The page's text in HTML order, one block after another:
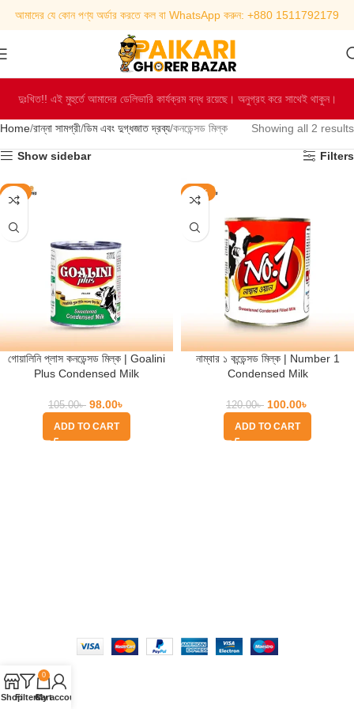
আমাদের যে কোন পণ্য অর্ডার করতে কল বা WhatsApp করুন: +880 1511792179
দুঃখিত!! এই মুহুর্তে আমাদের ডেলিভারি কার্যক্রম বন্ধ রয়েছে। অনুগ্রহ করে সাথেই থাকুন।
Home রান্না সামগ্রী ডিম এবং দুগ্ধজাত দ্রব্য কনডেন্সড মিল্ক Showing all 2 results
Show sidebar Filters
-7%
গোয়ালিনি প্লাস কনডেন্সড মিল্ক | Goalini
Plus Condensed Milk
105.00৳ 98.00৳
ADD TO CART
-17%
নাম্বার ১ কন্ডেন্সড মিল্ক | Number 1
Condensed Milk
120.00৳ 100.00৳
ADD TO CART
ShopFilters
0
Cart
My account